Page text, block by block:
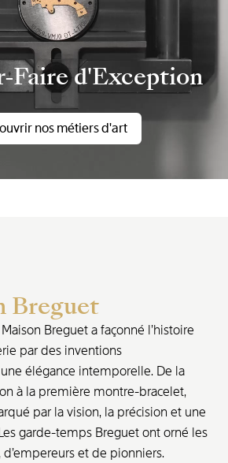
Faire d'Exception
nos métiers d'art
Breguet
Breguet a façonné l’histoire
par des inventions
élégance intemporelle. De la
à la première montre-bracelet,
par la vision, la précision et une
garde-temps Breguet ont orné les
et de pionniers.